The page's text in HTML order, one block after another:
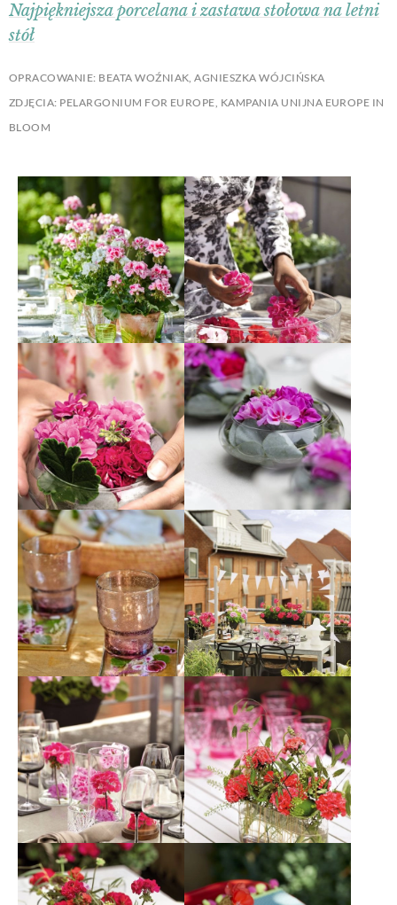
Najpiękniejsza porcelana i zastawa stołowa na letni
stół
OPRACOWANIE: BEATA WOŹNIAK, AGNIESZKA WÓJCIŃSKA
ZDJĘCIA: PELARGONIUM FOR EUROPE, KAMPANIA UNIJNA EUROPE IN
BLOOM